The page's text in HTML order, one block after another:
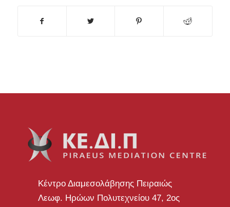
Κέντρο Διαμεσολάβησης Πειραιώς
Λεωφ. Ηρώων Πολυτεχνείου 47, 2ος